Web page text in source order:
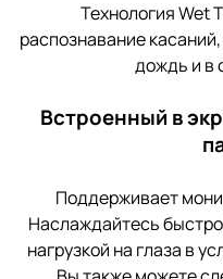
Технология Wet
распознавание
дождь и в
Встроенный в
Поддерживает
Наслаждайтесь
нагрузкой на глаза в